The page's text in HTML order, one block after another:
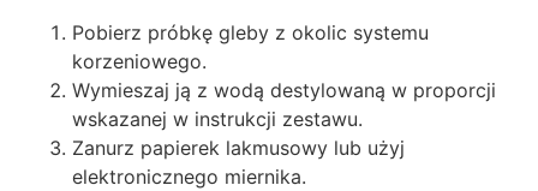
Pobierz próbkę gleby z okolic systemu
korzeniowego.
Wymieszaj ją z wodą destylowaną w proporcji
wskazanej w instrukcji zestawu.
Zanurz papierek lakmusowy lub użyj
elektronicznego miernika.